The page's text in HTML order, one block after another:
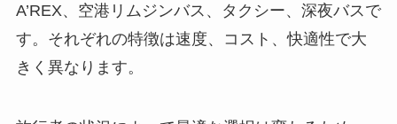
A’REX、空港リムジンバス、タクシー、深夜バスで
す。それぞれの特徴は速度、コスト、快適性で大
きく異なります。